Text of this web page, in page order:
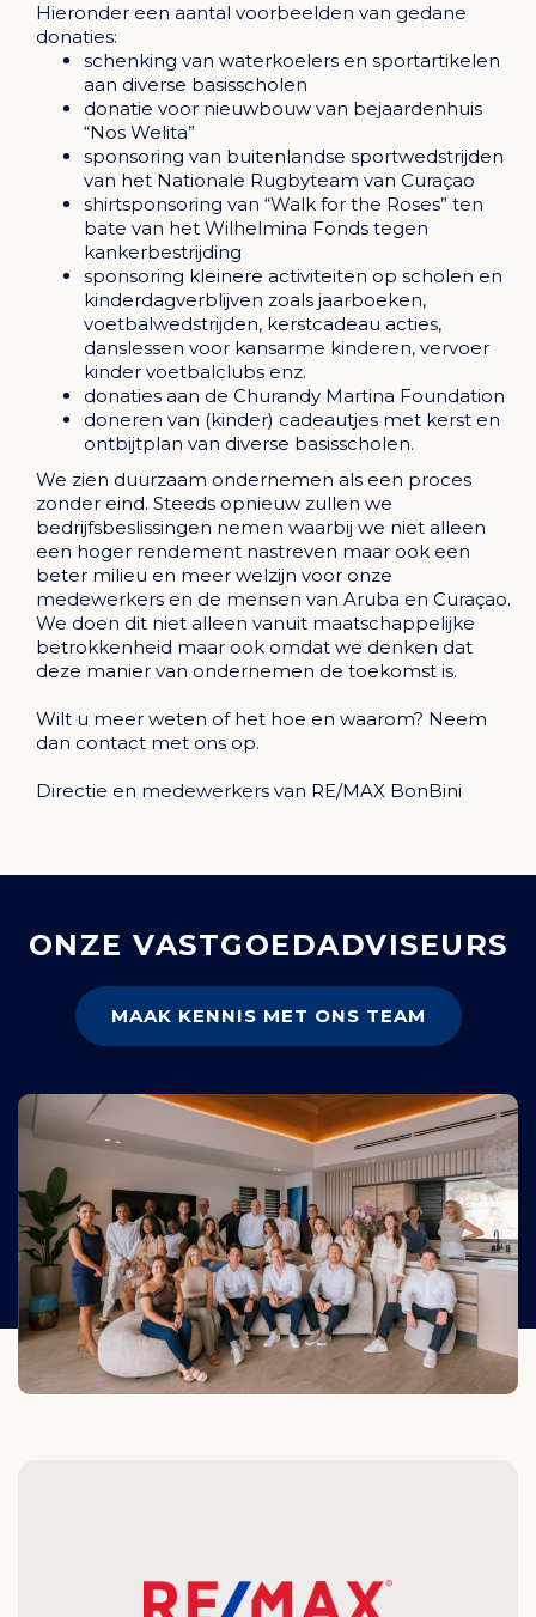
Hieronder een aantal voorbeelden van gedane
donaties:
schenking van waterkoelers en sportartikelen
aan diverse basisscholen
donatie voor nieuwbouw van bejaardenhuis
“Nos Welita”
sponsoring van buitenlandse sportwedstrijden
van het Nationale Rugbyteam van Curaçao
shirtsponsoring van “Walk for the Roses” ten
bate van het Wilhelmina Fonds tegen
kankerbestrijding
sponsoring kleinere activiteiten op scholen en
kinderdagverblijven zoals jaarboeken,
voetbalwedstrijden, kerstcadeau acties,
danslessen voor kansarme kinderen, vervoer
kinder voetbalclubs enz.
donaties aan de Churandy Martina Foundation
doneren van (kinder) cadeautjes met kerst en
ontbijtplan van diverse basisscholen.
We zien duurzaam ondernemen als een proces
zonder eind. Steeds opnieuw zullen we
bedrijfsbeslissingen nemen waarbij we niet alleen
een hoger rendement nastreven maar ook een
beter milieu en meer welzijn voor onze
medewerkers en de mensen van Aruba en Curaçao.
We doen dit niet alleen vanuit maatschappelijke
betrokkenheid maar ook omdat we denken dat
deze manier van ondernemen de toekomst is.
Wilt u meer weten of het hoe en waarom? Neem
dan contact met ons op.
Directie en medewerkers van RE/MAX BonBini
ONZE VASTGOEDADVISEURS
MAAK KENNIS MET ONS TEAM